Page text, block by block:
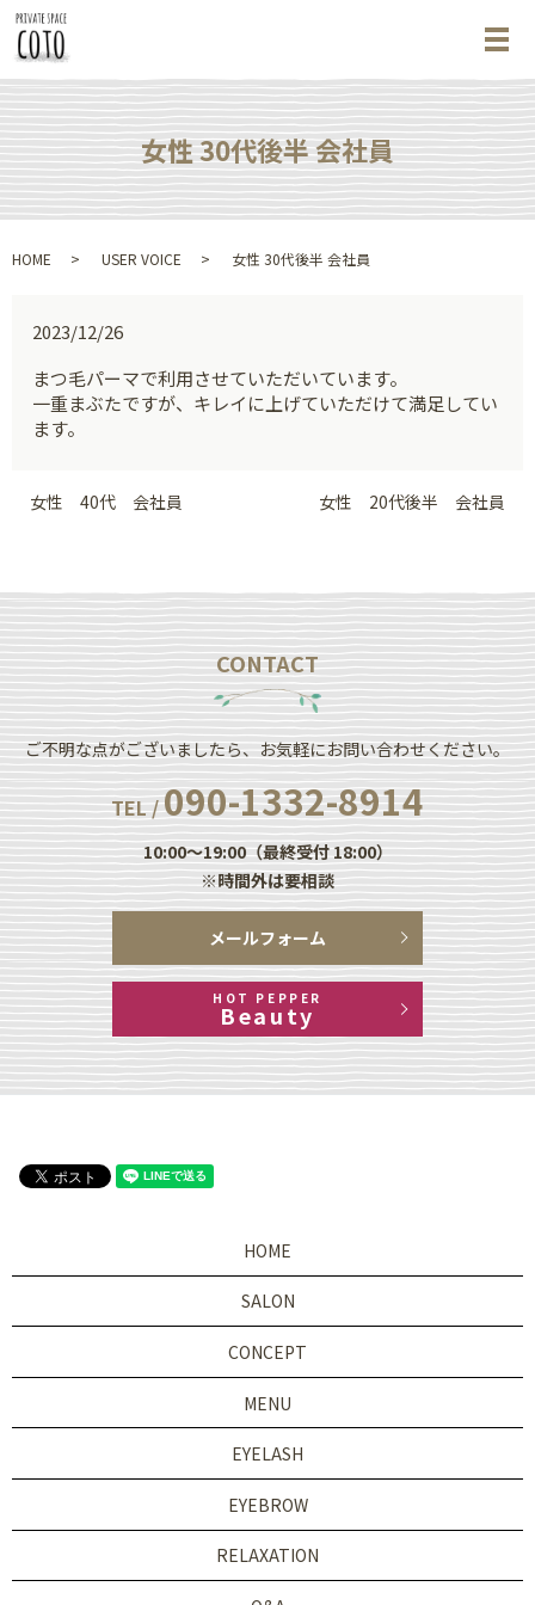
メ
女性 30代後半 会社員
HOME USER VOICE 女性 30代後半 会社員
2023/12/26
まつ毛パーマで利用させていただいています。
一重まぶたですが、キレイに上げていただけて満足してい
ます。
女性 40代 会社員 女性 20代後半 会社員
CONTACT
ご不明な点がございましたら、お気軽にお問い合わせください。
TEL /090-1332-8914
10:00～19:00（最終受付 18:00）
※時間外は要相談
メールフォーム
HOT PEPPER
Beauty
HOME
SALON
CONCEPT
MENU
EYELASH
EYEBROW
RELAXATION